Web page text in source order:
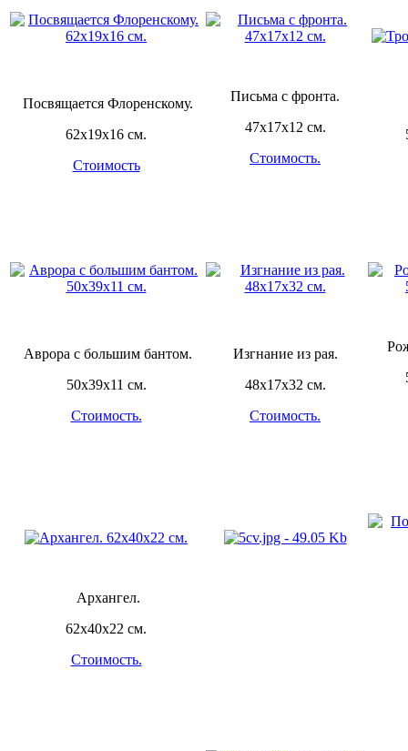
Посвящается Флоренскому.
62х19х16 см.
Стоимость
Письма с фронта.
47х17х12 см.
Стоимость.
Аврора с большим бантом.
50х39х11 см.
Стоимость.
Изгнание из рая.
48х17х32 см.
Стоимость.
Архангел.
62х40х22 см.
Стоимость.